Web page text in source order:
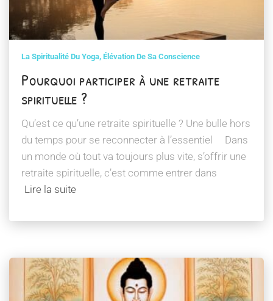
La Spiritualité Du Yoga, Élévation De Sa Conscience
Pourquoi participer à une retraite
spirituelle ?
Qu’est ce qu’une retraite spirituelle ? Une bulle hors
du temps pour se reconnecter à l’essentiel Dans
un monde où tout va toujours plus vite, s’offrir une
retraite spirituelle, c’est comme entrer dans
Lire la suite